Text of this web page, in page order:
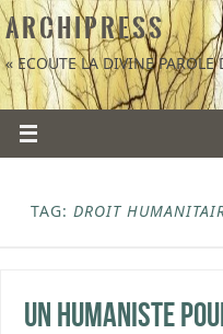
A R C H I P R E S S
« ECOUTE LA DIVINE PAROLE
TAG: DROIT
Un humaniste